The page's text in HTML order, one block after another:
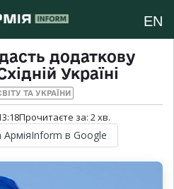
EN
додаткову
Україні
ТА УКРАЇНИ
Прочитаєте за: 2хв.
АрміяInform в Google